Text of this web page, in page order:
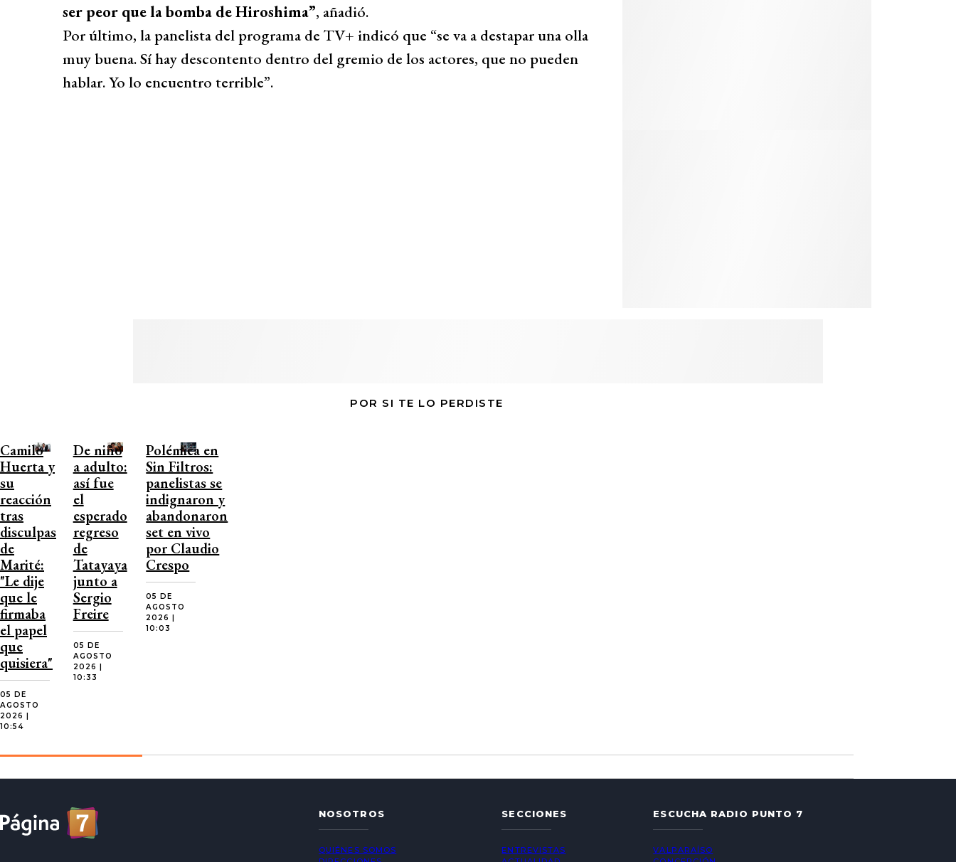
ser peor que la bomba de Hiroshima”, añadió.
Por último, la panelista del programa de TV+ indicó que “se va a destapar una olla
muy buena. Sí hay descontento dentro del gremio de los actores, que no pueden
hablar. Yo lo encuentro terrible”.
POR SI TE LO PERDISTE
Camilo
Huerta y
su
reacción
tras
disculpas
de
Marité:
"Le dije
que le
firmaba
el papel
que
quisiera"
05 DE
AGOSTO
2026 |
10:54
De niño
a adulto:
así fue
el
esperado
regreso
de
Tatayaya
junto a
Sergio
Freire
05 DE
AGOSTO
2026 |
10:33
Polémica en
Sin Filtros:
panelistas se
indignaron y
abandonaron
set en vivo
por Claudio
Crespo
05 DE
AGOSTO
2026 |
10:03
NOSOTROS
QUIÉNES SOMOS
SECCIONES
ENTREVISTAS
ESCUCHA RADIO PUNTO 7
VALPARAÍSO